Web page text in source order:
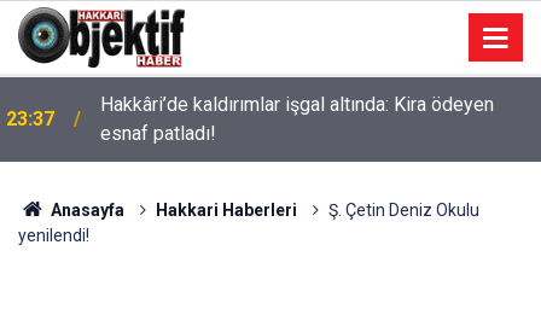
23:37
Hakkâri’de kaldırımlar işgal altında: Kira ödeyen
esnaf patladı!
Anasayfa Hakkari Haberleri
Ş. Çetin Deniz Okulu
yenilendi!